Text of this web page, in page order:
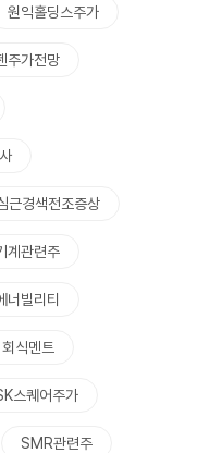
원익홀딩스주가
주가전망
근경색전조증상
계관련주
너빌리티
회식멘트
스퀘어주가
SMR관련주